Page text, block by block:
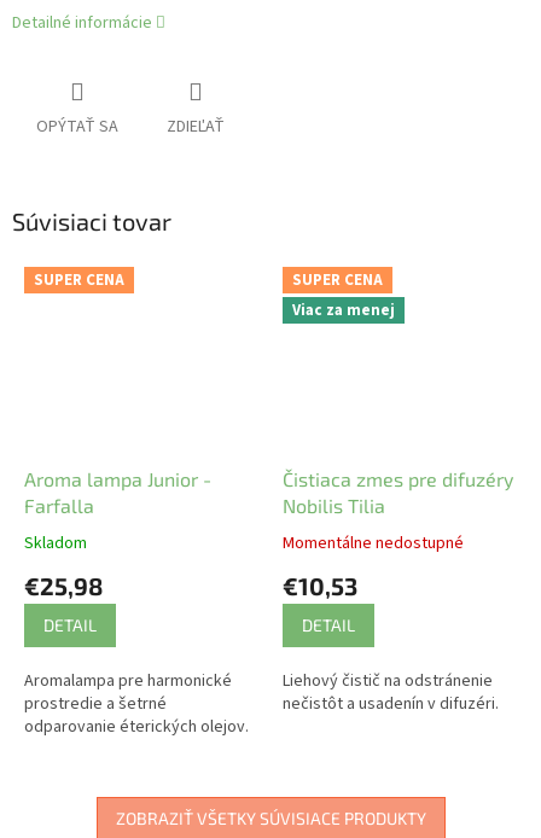
Detailné informácie
OPÝTAŤ SA ZDIEĽAŤ
Súvisiaci tovar
SUPER CENA
Aroma lampa Junior -
Farfalla
Skladom
€25,98
DETAIL
Aromalampa pre harmonické
prostredie a šetrné
odparovanie éterických olejov.
SUPER CENA
Viac za menej
Čistiaca zmes pre difuzéry
Nobilis Tilia
Momentálne nedostupné
€10,53
DETAIL
Liehový čistič na odstránenie
nečistôt a usadenín v difuzéri.
ZOBRAZIŤ VŠETKY SÚVISIACE PRODUKTY